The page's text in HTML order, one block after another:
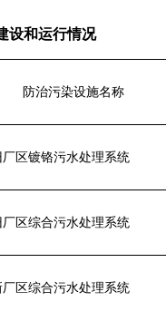
设和运行情况
防治污染设施名称
厂区镀铬污水处理系统
厂区综合污水处理系统
厂区综合污水处理系统